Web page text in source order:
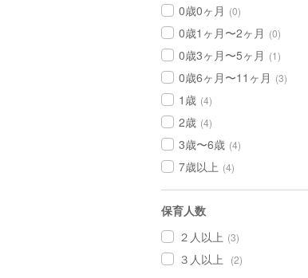
0歳0ヶ月 (0)
0歳1ヶ月〜2ヶ月 (0)
0歳3ヶ月〜5ヶ月 (1)
0歳6ヶ月〜11ヶ月 (3)
1歳 (4)
2歳 (4)
3歳〜6歳 (4)
7歳以上 (4)
保育人数
２人以上 (3)
３人以上 (2)